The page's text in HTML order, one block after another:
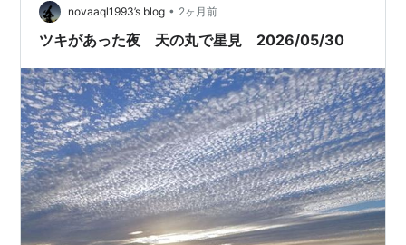
novaaql1993’s blog • 2ヶ月前
ツキがあった夜 天の丸で星見 2026/05/30